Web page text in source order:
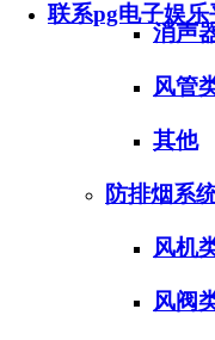
联系pg电子娱
消声
风管
其他
防排烟系
风机
风阀